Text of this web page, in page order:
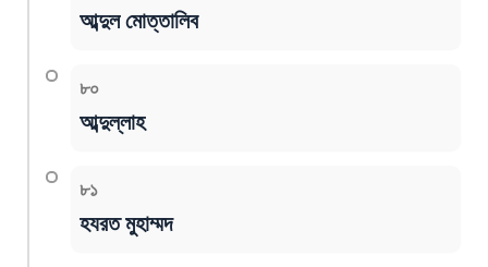
আব্দুল মোত্তালিব
৮০
আব্দুল্লাহ
৮১
হযরত মুহাম্মদ